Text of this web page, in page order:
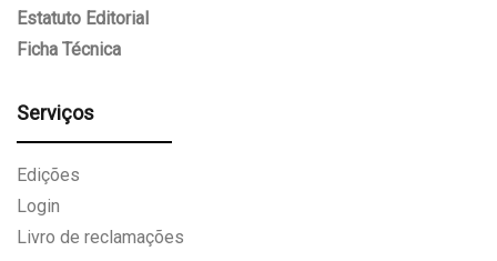
Estatuto Editorial
Ficha Técnica
Serviços
Edições
Login
Livro de reclamações